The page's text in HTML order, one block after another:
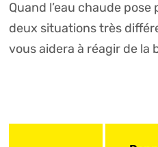
Quand l’eau chaude
deux situations très
vous aidera à réagir de la